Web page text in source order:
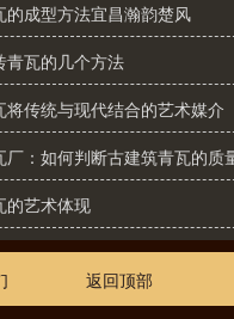
的成型方法宜昌瀚韵楚风
青瓦的几个方法
将传统与现代结合的艺术媒介
厂：如何判断古建筑青瓦的质
的艺术体现
返回顶部